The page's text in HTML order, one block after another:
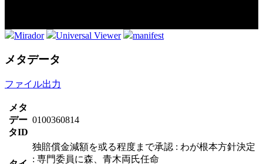
Mirador Universal Viewer manifest
メタデータ
ファイル出力
メタ
デー
タID
0100360814
独賠償金減額を或る程度まで承認 : わが根本方針決定
: 専門委員に森、青木両氏任命